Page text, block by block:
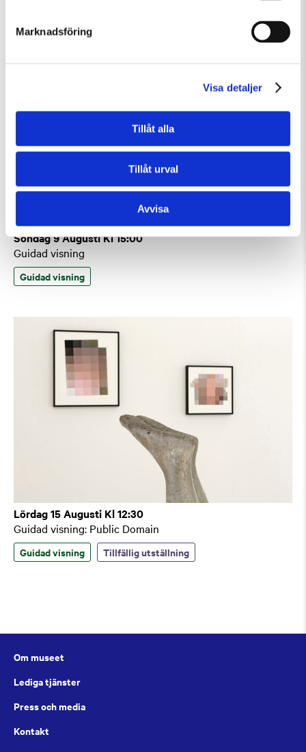
Marknadsföring
Visa detaljer
Tillåt alla
Tillåt urval
Avvisa
Söndag 9 Augusti Kl 15:00
Guidad visning
Guidad visning
Lördag 15 Augusti Kl 12:30
Guidad visning: Public Domain
Guidad visning Tillfällig utställning
Om museet
Lediga tjänster
Press och media
Kontakt